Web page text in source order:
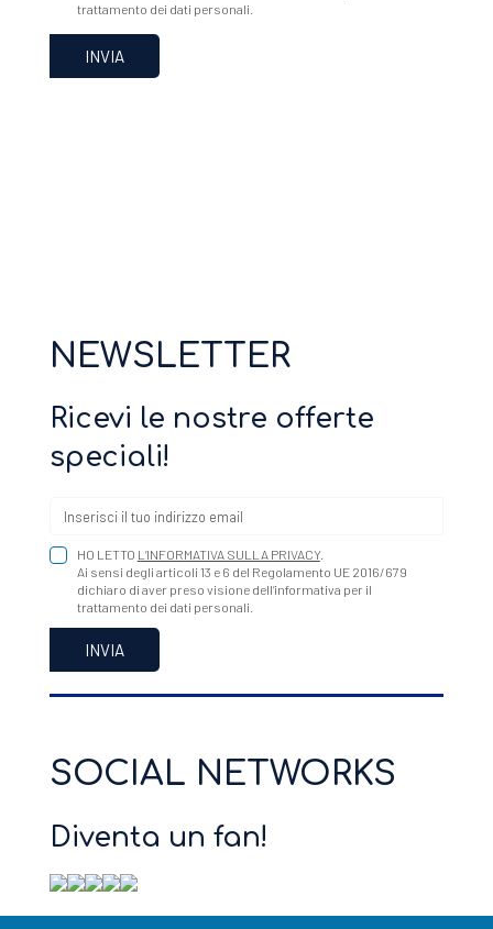
trattamento dei dati personali.
NEWSLETTER
Ricevi le nostre offerte
speciali!
HO LETTO L’INFORMATIVA SULLA PRIVACY.
Ai sensi degli articoli 13 e 6 del Regolamento UE 2016/679
dichiaro di aver preso visione dell’informativa per il
trattamento dei dati personali.
SOCIAL NETWORKS
Diventa un fan!